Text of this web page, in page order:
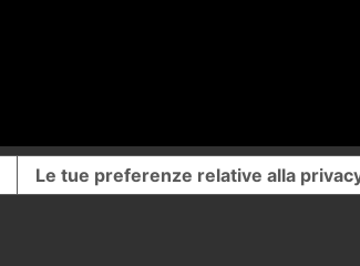
Le tue preferenze relative alla